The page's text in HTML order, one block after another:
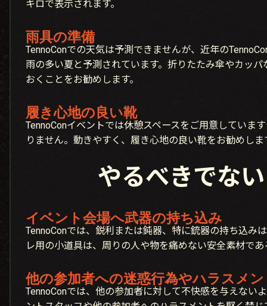
キロで表示されます。
雨具の準備
TennoConでの天気は予測できませんが、近年の
雨の多い夏と予測されています。折りたたみ傘やカッ
おくことをお勧めします。
履き心地の良い靴
TennoConイベントでは休憩スペースをご用意していま
りません。動きやすく、履き心地の良い靴をお勧めしま
やるべきでな
イベント会場へ武器の持ち込み
TennoConでは、鋭利または鈍器、特に銃器の持ち込み
レ用の小道具は、周りの人や物を痛めない安全素材で
他の参加者への迷惑行為やハラスメ
TennoConでは、他の参加者に対して不快感を与えない